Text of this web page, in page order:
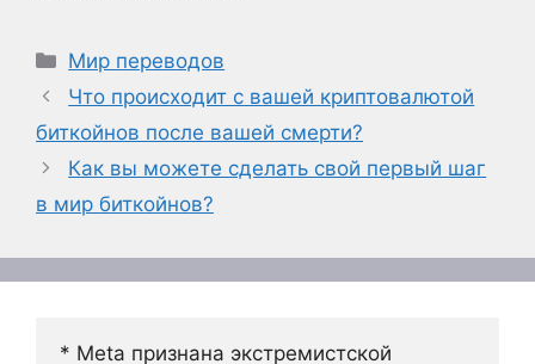
Рубрики
Мир переводов
Что происходит с вашей криптовалютой
биткойнов после вашей смерти?
Как вы можете сделать свой первый шаг
в мир биткойнов?
* Meta признана экстремистской